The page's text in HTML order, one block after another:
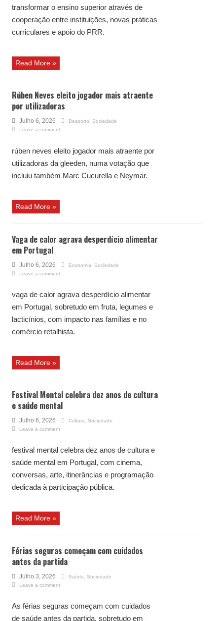
transformar o ensino superior através de
cooperação entre instituições, novas práticas
curriculares e apoio do PRR.
Read More »
Rúben Neves eleito jogador mais atraente
por utilizadoras
Julho 6, 2026 Desporto, Sociedade
Leave a comment
rúben neves eleito jogador mais atraente por
utilizadoras da gleeden, numa votação que
incluiu também Marc Cucurella e Neymar.
Read More »
Vaga de calor agrava desperdício alimentar
em Portugal
Julho 6, 2026 Economia
Sociedade
Leave a comment
vaga de calor agrava desperdício alimentar
em Portugal, sobretudo em fruta, legumes e
lacticínios, com impacto nas famílias e no
comércio retalhista.
Read More »
Festival Mental celebra dez anos de cultura
e saúde mental
Julho 6, 2026 Cultura
Sociedade
Leave a comment
festival mental celebra dez anos de cultura e
saúde mental em Portugal, com cinema,
conversas, arte, itinerâncias e programação
dedicada à participação pública.
Read More »
Férias seguras começam com cuidados
antes da partida
Julho 3, 2026 Saúde
Sociedade
Leave a comment
As férias seguras começam com cuidados
de saúde antes da partida, sobretudo em